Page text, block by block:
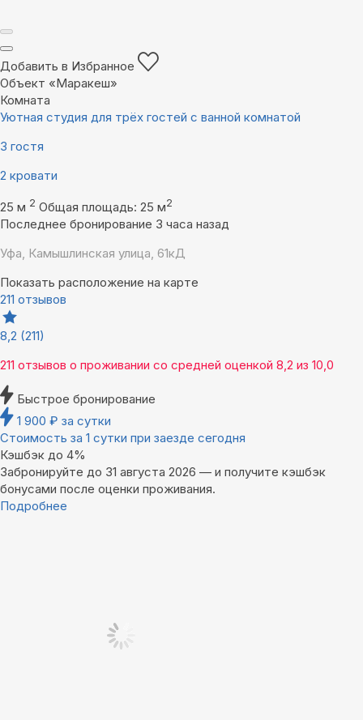
Добавить в Избранное
Объект «Маракеш»
Комната
Уютная студия для трёх гостей с ванной комнатой
3 гостя
2 кровати
25 м 2 Общая площадь: 25 м2
Последнее бронирование 3 часа назад
Уфа, Камышлинская улица, 61кД
Показать расположение на карте
211 отзывов
8,2 (211)
211 отзывов о проживании со средней оценкой 8,2 из 10,0
Быстрое бронирование
1 900 ₽ за сутки
Стоимость за 1 сутки при заезде сегодня
Кэшбэк до 4%
Забронируйте до 31 августа 2026 — и получите кэшбэк
бонусами после оценки проживания.
Подробнее